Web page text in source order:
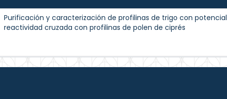
Purificación y caracterización de profilinas de trigo con potencial
reactividad cruzada con profilinas de polen de ciprés